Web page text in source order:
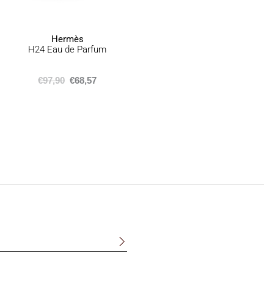
Hermès
H24 Eau de Parfum
€97,90 €68,57